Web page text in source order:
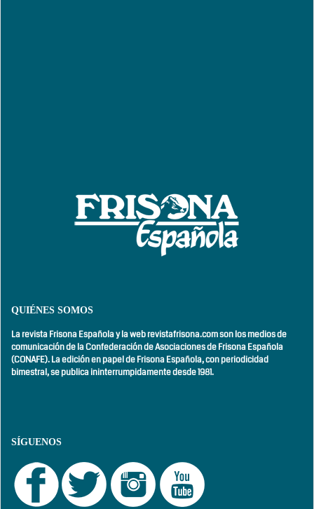
QUIÉNES SOMOS
La revista Frisona Española y la web revistafrisona.com son los medios de
comunicación de la Confederación de Asociaciones de Frisona Española
(CONAFE). La edición en papel de Frisona Española, conperiodicidad
bimestral,se publica ininterrumpidamente desde 1981.
SÍGUENOS